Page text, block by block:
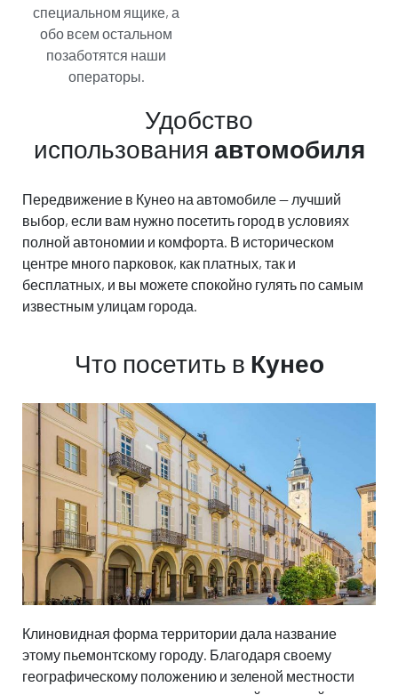
Автомобиль
который ты
выбрал
€ 0,00 / в день
Все включено
Характеристики
Бронируй эту машину
Автомобиль
который мы
€ 0,00 / в день
Характеристики
Бронируй эту машину
специальном ящике, а
обо всем остальном
позаботятся наши
операторы.
Удобство
использования автомобиля
Передвижение в Кунео на автомобиле — лучший
выбор, если вам нужно посетить город в условиях
полной автономии и комфорта. В историческом
центре много парковок, как платных, так и
бесплатных, и вы можете спокойно гулять по самым
известным улицам города.
Что посетить в Кунео
Клиновидная форма территории дала название
этому пьемонтскому городу. Благодаря своему
географическому положению и зеленой местности